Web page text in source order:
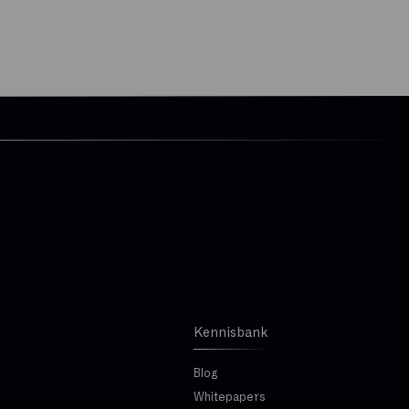
Kennisbank
Blog
Whitepapers